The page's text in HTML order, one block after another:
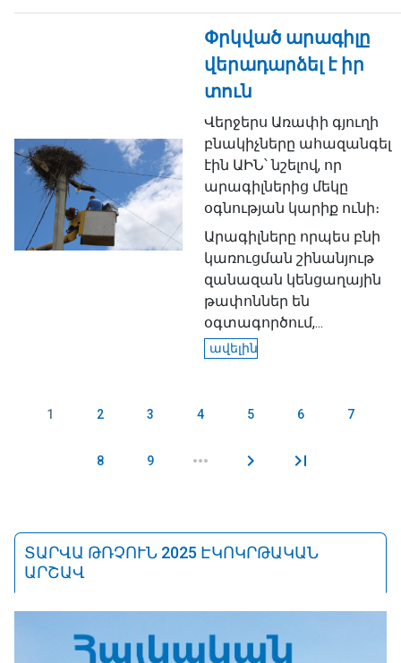
Փրկված արագիլը
վերադարձել է իր
տուն
Վերջերս Առափի գյուղի
բնակիչները ահազանգել
էին ԱԻՆ՝ նշելով, որ
արագիլներից մեկը
օգնության կարիք ունի։
Արագիլները որպես բնի
կառուցման շինանյութ
զանազան կենցաղային
թափոններ են
օգտագործում,...
ավելին
Էջեր
1 2 3 4 5 6 7
8 9
ՏԱՐՎԱ ԹՌՉՈՒՆ 2025 ԷԿՈԿՐԹԱԿԱՆ
ԱՐՇԱՎ